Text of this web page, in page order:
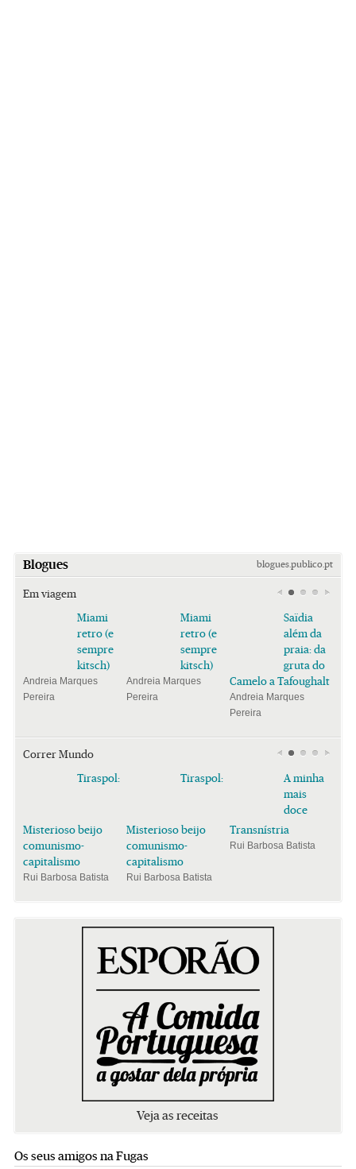
Blogues blogues.publico.pt
Em viagem
Miami
retro (e
sempre
kitsch)
Andreia Marques
Pereira
Miami
retro (e
sempre
kitsch)
Andreia Marques
Pereira
Saïdia
além da
praia: da
gruta do
Camelo a Tafoughalt
Andreia Marques
Pereira
Correr Mundo
Tiraspol:
Misterioso beijo
comunismo-
capitalismo
Rui Barbosa Batista
Tiraspol:
Misterioso beijo
comunismo-
capitalismo
Rui Barbosa Batista
A minha
mais
doce
Transnístria
Rui Barbosa Batista
Veja as receitas
Os seus amigos na Fugas